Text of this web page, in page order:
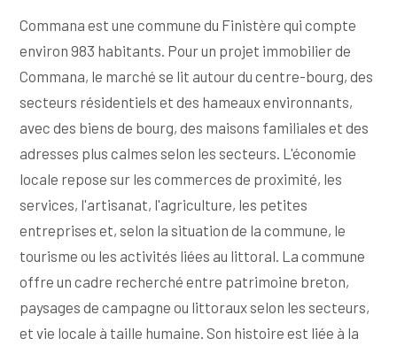
Commana est une commune du Finistère qui compte
environ 983 habitants. Pour un projet immobilier de
Commana, le marché se lit autour du centre-bourg, des
secteurs résidentiels et des hameaux environnants,
avec des biens de bourg, des maisons familiales et des
adresses plus calmes selon les secteurs. L'économie
locale repose sur les commerces de proximité, les
services, l'artisanat, l'agriculture, les petites
entreprises et, selon la situation de la commune, le
tourisme ou les activités liées au littoral. La commune
offre un cadre recherché entre patrimoine breton,
paysages de campagne ou littoraux selon les secteurs,
et vie locale à taille humaine. Son histoire est liée à la